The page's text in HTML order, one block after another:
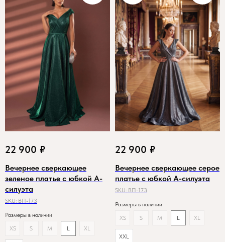
22 900 ₽
Вечернее сверкающее
зеленое платье с юбкой А-
силуэта
SKU: ВП-173
Размеры в наличии
XS
S M L XL
22 900 ₽
Вечернее сверкающее серое
платье с юбкой А-силуэта
SKU: ВП-173
Размеры в наличии
XS
S M L XL
XXL